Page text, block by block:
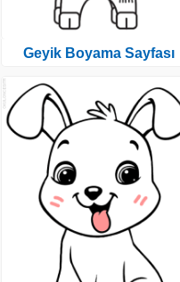
Geyik Boyama Sayfası